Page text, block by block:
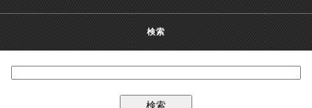
検索